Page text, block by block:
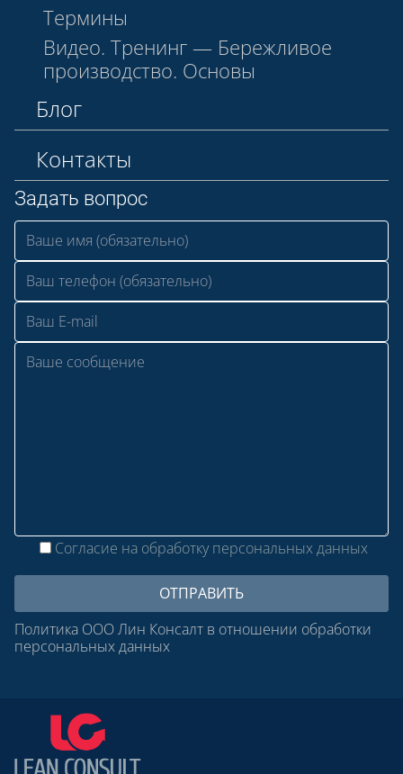
Термины
Видео. Тренинг — Бережливое
производство. Основы
Блог
Контакты
Задать вопрос
Согласие на обработку персональных данных
Политика ООО Лин Консалт в отношении обработки
персональных данных